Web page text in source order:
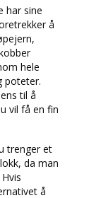
har sine
å
hele
poteter.
til å
vil få en fin
trenger et
da man
å